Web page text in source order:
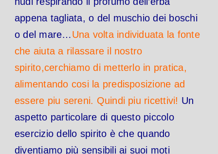
appena tagliata, o del muschio dei boschi
o del mare…Una volta individuata la fonte
che aiuta a rilassare il nostro
spirito,cerchiamo di metterlo in pratica,
alimentando cosi la predisposizione ad
essere piu sereni. Quindi piu ricettivi! Un
aspetto particolare di questo piccolo
esercizio dello spirito è che quando
diventiamo più sensibili ai suoi moti